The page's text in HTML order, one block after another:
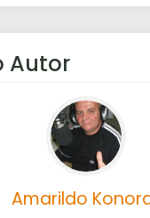
Autor
Amarildo